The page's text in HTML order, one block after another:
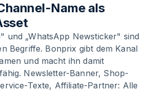
Name als
und „WhatsApp Newsticker" sind
Begriffe. Bonprix gibt dem Kanal
und macht ihn damit
Newsletter-Banner, Shop-
Texte, Affiliate-Partner: Alle